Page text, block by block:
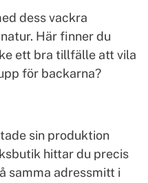
dess vackra
Här finner du
ett bra tillfälle att vila
för backarna?
sin produktion
hittar du precis
samma adressmitt i